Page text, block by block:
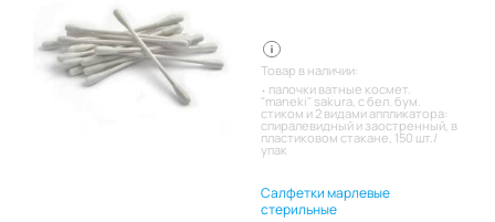
Товар в наличии:
палочки ватные космет.
"maneki" sakura, с бел. бум.
стиком и 2 видами аппликатора:
спиралевидный и заостренный, в
пластиковом стакане, 150 шт./
упак
Салфетки марлевые
стерильные